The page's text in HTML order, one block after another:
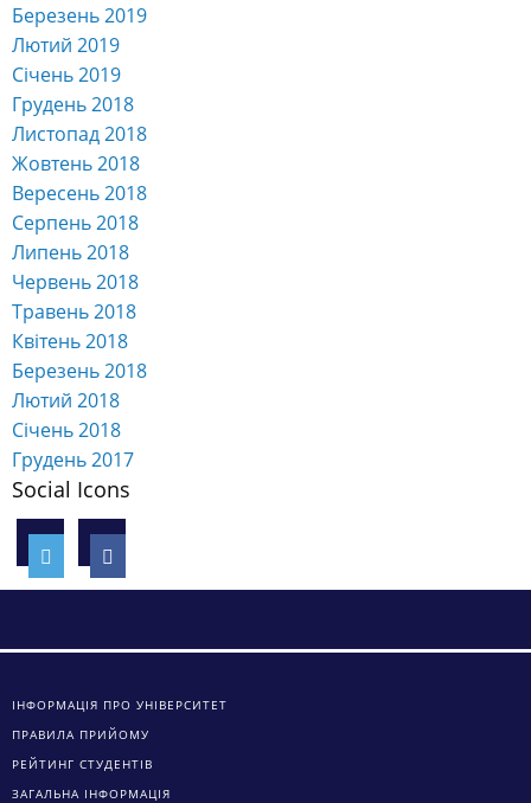
Березень 2019
Лютий 2019
Січень 2019
Грудень 2018
Листопад 2018
Жовтень 2018
Вересень 2018
Серпень 2018
Липень 2018
Червень 2018
Травень 2018
Квітень 2018
Березень 2018
Лютий 2018
Січень 2018
Грудень 2017
Social Icons
ІНФОРМАЦІЯ ПРО УНІВЕРСИТЕТ
ПРАВИЛА ПРИЙОМУ
РЕЙТИНГ СТУДЕНТІВ
ЗАГАЛЬНА ІНФОРМАЦІЯ